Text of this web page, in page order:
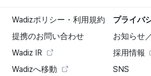
Wadizポリシー・利用規約
プライバ
提携のお問い合わせ
お知らせ
Wadiz IR
採用情報
Wadizへ移動
SNS